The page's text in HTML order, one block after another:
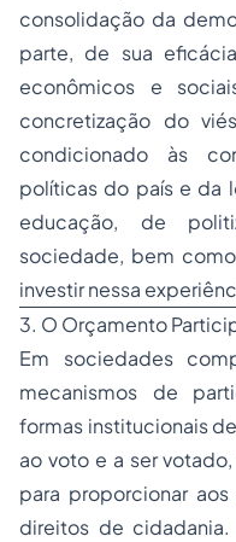
consolidação da
parte, de sua
econômicos e
concretização do
condicionado às
políticas do país e da
educação, de
sociedade, bem
investir nessa
3. O Orçamento
Em sociedades
mecanismos de
formas institucionais
ao voto e a ser
para proporcionar
direitos de